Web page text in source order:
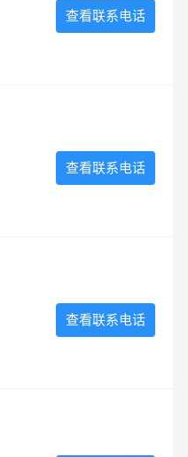
查看联系电话
查看联系电话
查看联系电话